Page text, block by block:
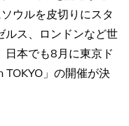
ウルを皮切りにスタ
ルス、ロンドンなど世
日本でも8月に東京ド
」の開催が決